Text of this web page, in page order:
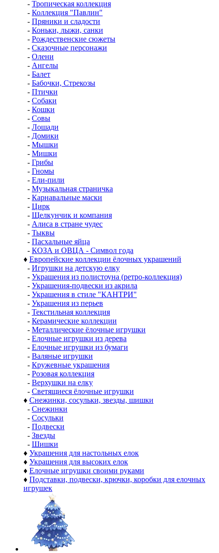
- Тропическая коллекция
- Коллекция "Павлин"
- Пряники и сладости
- Коньки, лыжи, санки
- Рождественские сюжеты
- Сказочные персонажи
- Олени
- Ангелы
- Балет
- Бабочки, Стрекозы
- Птички
- Собаки
- Кошки
- Совы
- Лошади
- Домики
- Мышки
- Мишки
- Грибы
- Гномы
- Ели-пили
- Музыкальная страничка
- Карнавальные маски
- Цирк
- Щелкунчик и компания
- Алиса в стране чудес
- Тыквы
- Пасхальные яйца
- КОЗА и ОВЦА - Символ года
♦ Европейские коллекции ёлочных украшений
- Игрушки на детскую елку
- Украшения из полистоуна (ретро-коллекция)
- Украшения-подвески из акрила
- Украшения в стиле "КАНТРИ"
- Украшения из перьев
- Текстильная коллекция
- Керамические коллекции
- Металлические ёлочные игрушки
- Елочные игрушки из дерева
- Елочные игрушки из бумаги
- Валяные игрушки
- Кружевные украшения
- Розовая коллекция
- Верхушки на елку
- Светящиеся ёлочные игрушки
♦ Снежинки, сосульки, звезды, шишки
- Снежинки
- Сосульки
- Подвески
- Звезды
- Шишки
♦ Украшения для настольных елок
♦ Украшения для высоких елок
♦ Елочные игрушки своими руками
♦ Подставки, подвески, крючки, коробки для елочных
игрушек